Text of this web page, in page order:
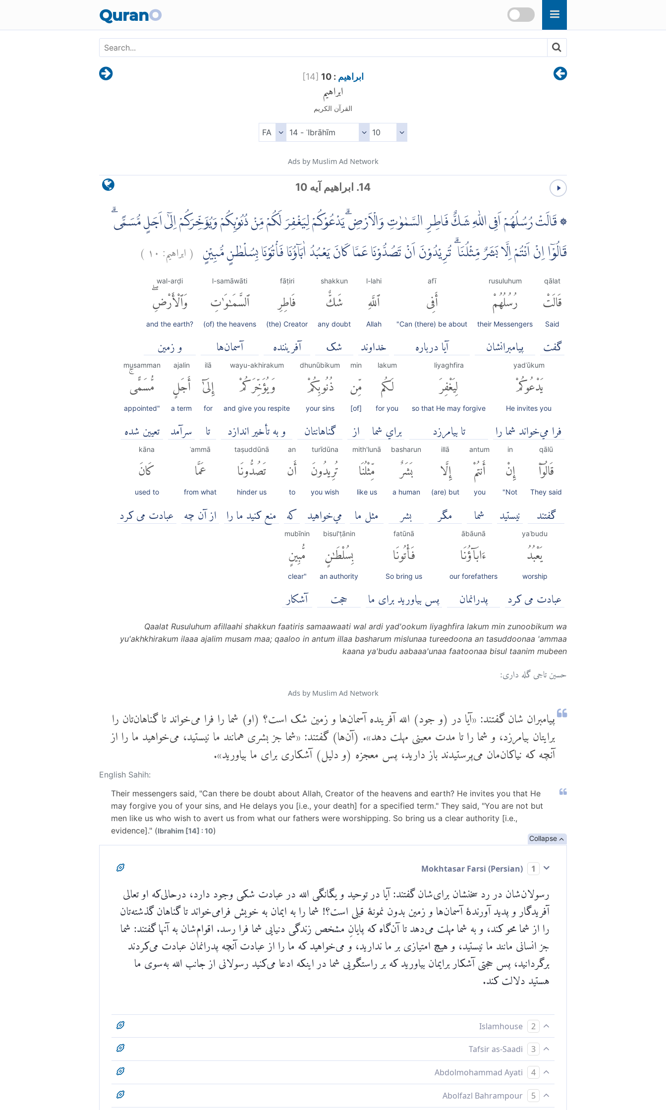
QuranO
[14] ابراهيم : 10
ابراهيم
القرآن الكريم
Ads by Muslim Ad Network
14. ابراهيم آیه 10
۞ قَالَتْ رُسُلُهُمْ اَفِى اللّٰهِ شَكٌّ فَاطِرِ السَّمٰوٰتِ وَالْاَرْضِۗ يَدْعُوْكُمْ لِيَغْفِرَ لَكُمْ مِّنْ ذُنُوْبِكُمْ وَيُؤَخِّرَكُمْ اِلٰٓى اَجَلٍ مُّسَمًّىۗ
قَالُوْٓا اِنْ اَنْتُمْ اِلَّا بَشَرٌ مِّثْلُنَا ۗ تُرِيْدُوْنَ اَنْ تَصُدُّوْنَا عَمَّا كَانَ يَعْبُدُ اٰبَاۤؤُنَا فَأْتُوْنَا بِسُلْطٰنٍ مُّبِيْنٍ (ابراهيم: ١٠ )
qālat
قَالَتْ
Said
گفت
rusuluhum
رُسُلُهُمْ
their Messengers
پیامبرانشان
afī
أَفِى
"Can (there) be about
آیا درباره
l-lahi
ٱللَّهِ
Allah
خداوند
shakkun
شَكٌّ
any doubt
شک
fāṭiri
فَاطِرِ
(the) Creator
آفریننده
l-samāwāti
ٱلسَّمَٰوَٰتِ
(of) the heavens
آسمان‌ها
wal-arḍi
وَٱلْأَرْضِۖ
and the earth?
و زمين
yadʿūkum
يَدْعُوكُمْ
He invites you
فرا مي‌خواند شما را
liyaghfira
لِيَغْفِرَ
so that He may forgive
تا بيامرزد
lakum
لَكُم
for you
براي شما
min
مِّن
[of]
از
dhunūbikum
ذُنُوبِكُمْ
your sins
گناهانتان
wayu-akhirakum
وَيُؤَخِّرَكُمْ
and give you respite
و به تأخیر اندازد
ilā
إِلَىٰٓ
for
تا
ajalin
أَجَلٍ
a term
سرآمد
musamman
مُّسَمًّىۚ
appointed"
تعیین شده
qālū
قَالُوٓا۟
They said
گفتند
in
إِنْ
"Not
نیستید
antum
أَنتُمْ
you
شما
illā
إِلَّا
(are) but
مگر
basharun
بَشَرٌ
a human
بشر
mith'lunā
مِّثْلُنَا
like us
مثل ما
turīdūna
تُرِيدُونَ
you wish
مي‌خواهيد
an
أَن
to
كه
taṣuddūnā
تَصُدُّونَا
hinder us
منع کنید ما را
ʿammā
عَمَّا
from what
از آن چه
kāna
كَانَ
used to
عبادت می کرد
yaʿbudu
يَعْبُدُ
worship
عبادت می کرد
ābāunā
ءَابَآؤُنَا
our forefathers
پدرانمان
fatūnā
فَأْتُونَا
So bring us
پس بیاورید برای ما
bisul'ṭānin
بِسُلْطَٰنٍ
an authority
حجت
mubīnin
مُّبِينٍ
clear"
آشكار
Qaalat Rusuluhum afillaahi shakkun faatiris samaawaati wal ardi yad'ookum liyaghfira lakum min zunoobikum wa
yu'akhkhirakum ilaaa ajalim musam maa; qaaloo in antum illaa basharum mislunaa tureedoona an tasuddoonaa 'ammaa
kaana ya'budu aabaaa'unaa faatoonaa bisul taanim mubeen
حسین تاجی گله داری:
Ads by Muslim Ad Network
پیامبران شان گفتند: «آیا در (و جود) الله آفرینده آسمان‌ها و زمین شک است؟ (او) شما را فرا می‌خواند تا گناهان‌تان را
برایتان بیامرزد، و شما را تا مدت معینی مهلت دهد». (آن‌ها) گفتند: «شما جز بشری همانند ما نیستید، می‌خواهید ما را از
آنچه که نیاکان‌مان می‌پرستیدند باز دارید، پس معجزه (و دلیل) آشکاری برای ما بیاورید».
English Sahih:
Their messengers said, "Can there be doubt about Allah, Creator of the heavens and earth? He invites you that He
may forgive you of your sins, and He delays you [i.e., your death] for a specified term." They said, "You are not but
men like us who wish to avert us from what our fathers were worshipping. So bring us a clear authority [i.e.,
evidence]." (Ibrahim [14] : 10)
Collapse
1
رسولان‌شان در رد سخنشان برای‌شان گفتند: آیا در توحید و یگانگی الله در عبادت شکی وجود دارد، درحالی‌که او تعالی
آفریدگار و پدید آورندۀ آسمان‌ها و زمین بدون نمونۀ قبلی است؟! شما را به ایمان به خویش فرامی‌خواند تا گناهان گذشته‌تان
را از شما محو کند، و به شما مهلت می‌دهد تا آن‌گاه که پایانِ مشخص زندگی دنیایی شما فرا رسد. اقوام‌شان به آنها گفتند: شما
جز انسانی مانند ما نیستید، و هیچ امتیازی بر ما ندارید، و می‌خواهید که ما را از عبادت آنچه پدرانمان عبادت می‌کردند
برگردانید، پس حجتی آشکار برایمان بیاورید که بر راستگویی شما در اینکه ادعا می‌کنید رسولانی از جانب الله به‌سوی ما
هستید دلالت کند.
2
پیامبرانشان گفتند: «آیا در [یگانگیِ] الله ـ آفرینندۀ آسمان‌ها و زمین ـ تردیدی هست؟ او شما را [به ایمان] فرامی‌خوانَد تا
گناهانتان را ببخشاید و تا مدتی معیّن به شما مهلت دهد». آنان گفتند: «شما جز بشری همانند ما نیستید [و] می‌خواهید ما را از
آنچه که پدرانمان عبادت می‌کردند بازدارید. پس دلیلی آشکار [در مورد راستگویی‌تان] برایمان بیاورید».
3
Please check ayah 14:12 for complete tafsir.
4
پيامبرانشان گفتند: آيا در خدا -آن آفريننده آسمانها و زمين- شكى هست؟ شما را فرامى‌خواند تا گناهانتان را بيامرزد و تا مدتى
5